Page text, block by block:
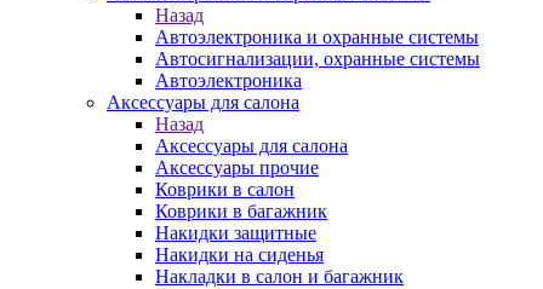
Назад
Автоэлектроника и охранные системы
Автосигнализации, охранные системы
Автоэлектроника
Аксессуары для салона
Назад
Аксессуары для салона
Аксессуары прочие
Коврики в салон
Коврики в багажник
Накидки защитные
Накидки на сиденья
Накладки в салон и багажник